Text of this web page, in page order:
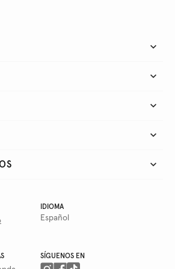
IDIOMA
Español
SÍGUENOS EN